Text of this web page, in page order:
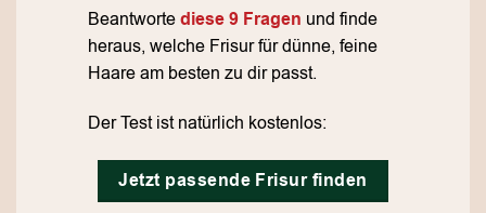
Beantwortediese 9 Fragen und finde
heraus, welche Frisur für dünne, feine
Haare am besten zu dir passt.
Der Test ist natürlich kostenlos:
Jetzt passende Frisur finden